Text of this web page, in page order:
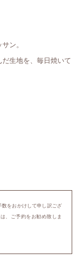
ン。
生地を、毎日焼いて
をおかけして申し訳ござ
、ご予約をお勧め致しま